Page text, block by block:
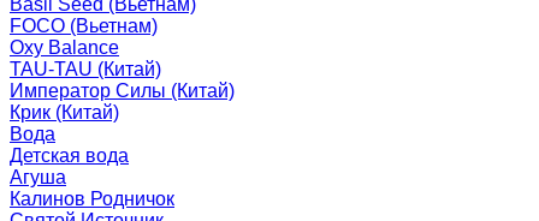
Basil Seed (Вьетнам)
FOCO (Вьетнам)
Oxy Balance
TAU-TAU (Китай)
Император Силы (Китай)
Крик (Китай)
Вода
Детская вода
Агуша
Калинов Родничок